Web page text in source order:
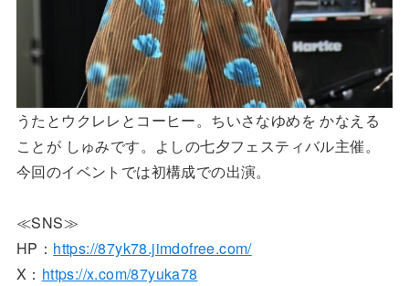
うたとウクレレとコーヒー。ちいさなゆめを かなえる
ことが しゅみです。よしの七夕フェスティバル主催。
今回のイベントでは初構成での出演。
≪SNS≫
HP： https://87yk78.jimdofree.com/
X： https://x.com/87yuka78